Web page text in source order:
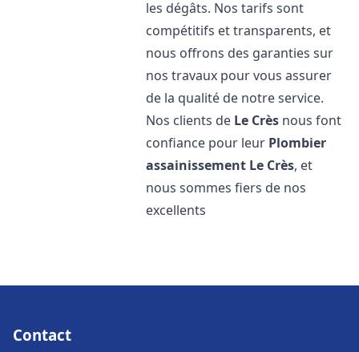
les dégâts. Nos tarifs sont
compétitifs et transparents, et
nous offrons des garanties sur
nos travaux pour vous assurer
de la qualité de notre service.
Nos clients de Le Crès nous font
confiance pour leur Plombier
assainissement Le Crès, et
nous sommes fiers de nos
excellents
Contact